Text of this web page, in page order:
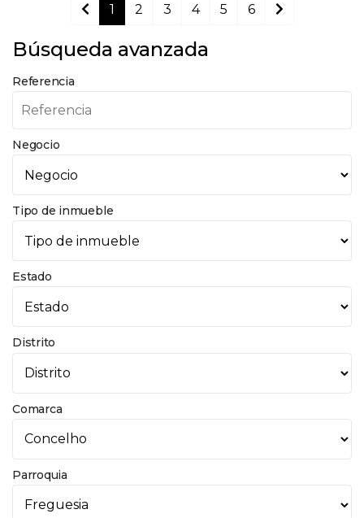
1 2 3 4 5 6
Búsqueda avanzada
Referencia
Negocio
Tipo de inmueble
Estado
Distrito
Comarca
Parroquia